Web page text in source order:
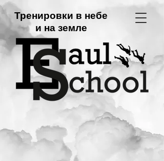
Тренировки в небе
и на земле